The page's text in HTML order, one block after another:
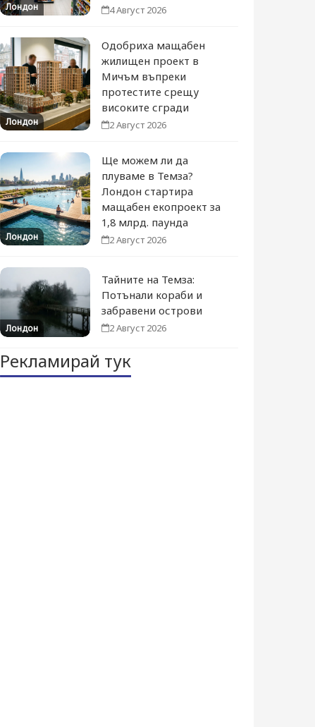
Лондон 4 Август 2026
Лондон
Одобриха мащабен
жилищен проект в
Мичъм въпреки
протестите срещу
високите сгради
2 Август 2026
Лондон
Ще можем ли да
плуваме в Темза?
Лондон стартира
мащабен екопроект за
1,8 млрд. паунда
2 Август 2026
Лондон
Тайните на Темза:
Потънали кораби и
забравени острови
2 Август 2026
Рекламирай тук